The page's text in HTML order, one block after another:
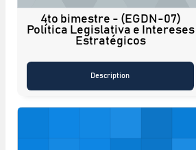
4to bimestre - (EGDN-07)
Política Legislativa e Intereses
Estratégicos
Description